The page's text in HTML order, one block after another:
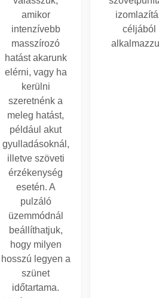
válasszuk,
amikor
intenzívebb
masszírozó
hatást akarunk
elérni, vagy ha
kerülni
szeretnénk a
meleg hatást,
például akut
gyulladásoknál,
illetve szöveti
érzékenység
esetén. A
pulzáló
üzemmódnál
beállíthatjuk,
hogy milyen
hosszú legyen a
szünet
időtartama.
céljából